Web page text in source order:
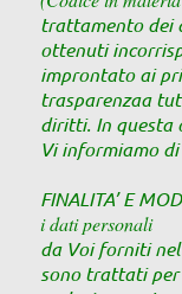
trattamento dei
ottenuti in
improntato ai
trasparenzaa
diritti. In questa
Viinformiamo
FINALITA’ E
i dati personali
da Voi forniti
sono trattati per